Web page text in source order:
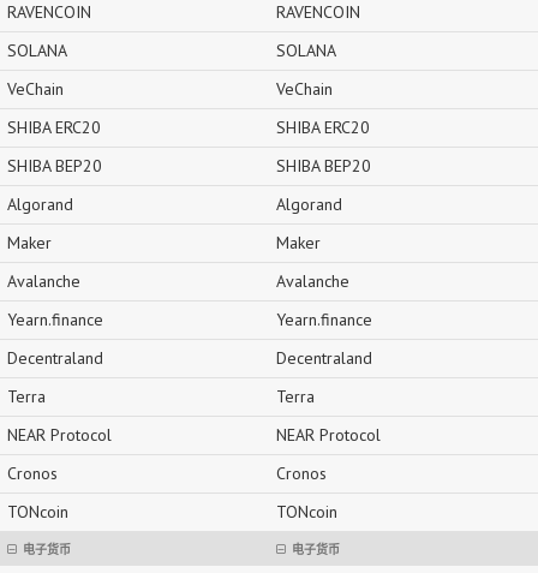
RAVENCOIN
SOLANA
VeChain
SHIBA ERC20
SHIBA BEP20
Algorand
Maker
Avalanche
Yearn.finance
Decentraland
Terra
NEAR Protocol
Cronos
TONcoin
电子货币
RAVENCOIN
SOLANA
VeChain
SHIBA ERC20
SHIBA BEP20
Algorand
Maker
Avalanche
Yearn.finance
Decentraland
Terra
NEAR Protocol
Cronos
TONcoin
电子货币